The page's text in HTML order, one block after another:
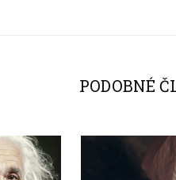
PODOBNÉ